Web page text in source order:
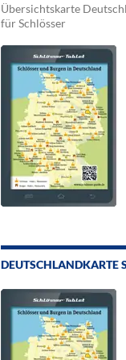
Übersichtskarte
für Schlösser
DEUTSCHLANDKARTE